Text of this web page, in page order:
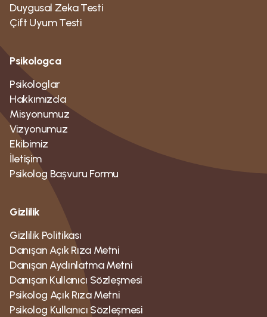
Duygusal Zeka Testi
Çift Uyum Testi
Psikologca
Psikologlar
Hakkımızda
Misyonumuz
Vizyonumuz
Ekibimiz
İletişim
Psikolog Bașvuru Formu
Gizlilik
Gizlilik Politikası
Danışan Açık Rıza Metni
Danışan Aydınlatma Metni
Danışan Kullanıcı Sözleşmesi
Psikolog Açık Rıza Metni
Psikolog Kullanıcı Sözleşmesi